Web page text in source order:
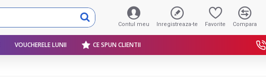
Contul meu Inregistreaza-te Favorite Compara
VOUCHERELE LUNII CE SPUN CLIENTII